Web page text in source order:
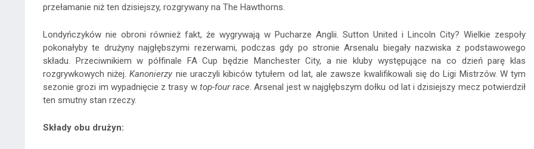
przełamanie niż ten dzisiejszy, rozgrywany na The Hawthorns.
Londyńczyków nie obroni również fakt, że wygrywają w Pucharze Anglii. Sutton United i Lincoln City? Wielkie zespoły
pokonałyby te drużyny najgłębszymi rezerwami, podczas gdy po stronie Arsenalu biegały nazwiska z podstawowego
składu. Przeciwnikiem w półfinale FA Cup będzie Manchester City, a nie kluby występujące na co dzień parę klas
rozgrywkowych niżej.Kanonierzy nie uraczyli kibiców tytułem od lat, ale zawsze kwalifikowali się do Ligi Mistrzów. W tym
sezonie grozi im wypadnięcie z trasy w top-four race. Arsenal jest w najgłębszym dołku od lat i dzisiejszy mecz potwierdził
ten smutny stan rzeczy.
Składy obu drużyn: